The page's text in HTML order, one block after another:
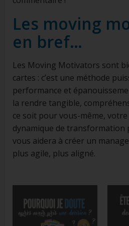
Les moving
en bref…
Les Moving Motivators sont
cartes : c’est une méthode
performance et
la rendre tangible,
ce soit pour vous-même,
dynamique de transformation
vous aidera à créer un
plus agile, plus aligné.